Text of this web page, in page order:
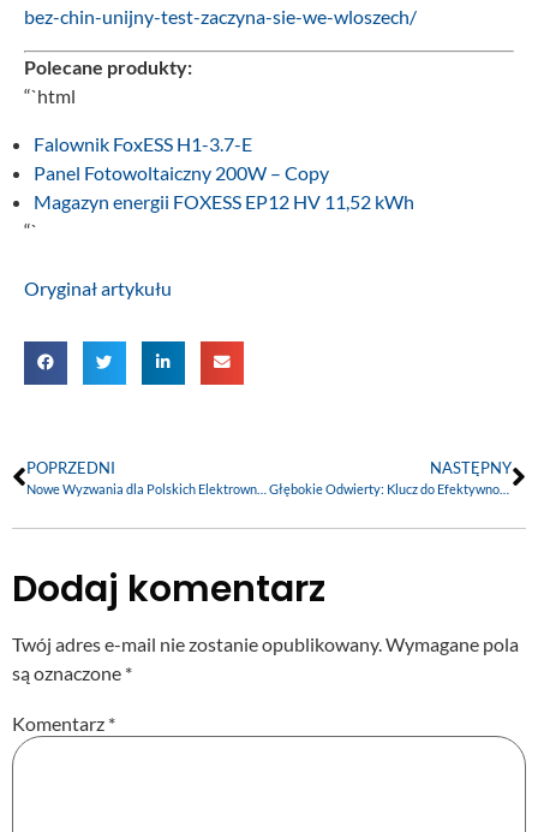
bez-chin-unijny-test-zaczyna-sie-we-wloszech/
Polecane produkty:
“`html
Falownik FoxESS H1-3.7-E
Panel Fotowoltaiczny 200W – Copy
Magazyn energii FOXESS EP12 HV 11,52 kWh
“`
Oryginał artykułu
POPRZEDNI NASTĘPNY
Dodaj komentarz
Twój adres e-mail nie zostanie opublikowany. Wymagane pola
są oznaczone *
Komentarz *